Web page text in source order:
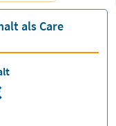
als Care